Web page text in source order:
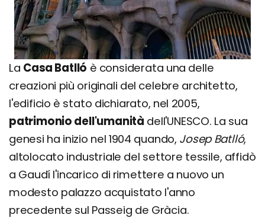
La Casa Batlló è considerata una delle
creazioni più originali del celebre architetto,
l'edificio è stato dichiarato, nel 2005,
patrimonio dell'umanità dell'UNESCO. La sua
genesi ha inizio nel 1904 quando, Josep Batlló,
altolocato industriale del settore tessile, affidò
a Gaudí l'incarico di rimettere a nuovo un
modesto palazzo acquistato l'anno
precedente sul Passeig de Gràcia.